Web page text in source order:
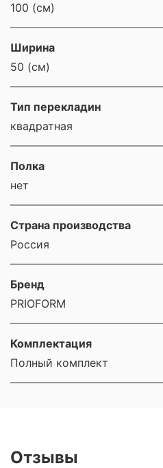
100 (см)
Ширина
50 (см)
Тип перекладин
квадратная
Полка
нет
Страна производства
Россия
Бренд
PRIOFORM
Комплектация
Полный комплект
Отзывы